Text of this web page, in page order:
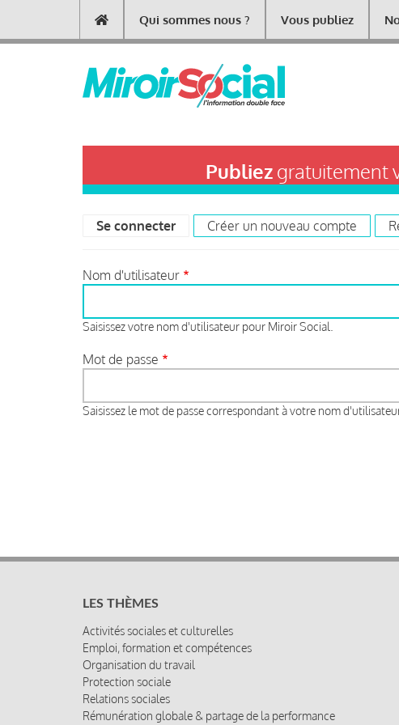
contenu
Main
navigation
Qui sommes nous ? Vous publiez
Publiezgratuitement
tabs
Se connecter (onglet actif)
Créer un nouveau compte
Nom d'utilisateur
Saisissez votre nom d'utilisateur pour Miroir Social.
Mot de passe
Saisissez le mot de passe correspondant à votre nom
LES THÈMES
Activités sociales et culturelles
Emploi, formation et compétences
Organisation du travail
Protection sociale
Relations sociales
Rémunération globale & partage de la performance